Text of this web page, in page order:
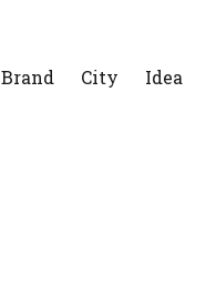
Brand City Idea